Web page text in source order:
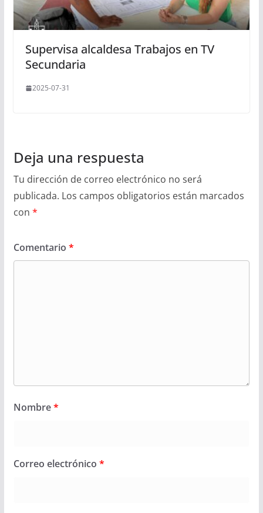
Supervisa alcaldesa Trabajos en TV
Secundaria
2025-07-31
Deja una respuesta
Tu dirección de correo electrónico no será
publicada. Los campos obligatorios están marcados
con *
Comentario *
Nombre*
Correo electrónico *